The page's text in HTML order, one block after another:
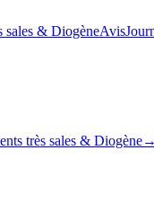
sales & DiogèneAvis
très sales & Diogène→